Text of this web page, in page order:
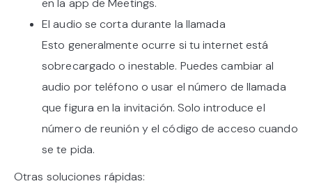
en la app de Meetings.
El audio se corta durante la llamada
Esto generalmente ocurre si tu internet está
sobrecargado o inestable. Puedes cambiar al
audio por teléfono o usar el número de llamada
que figura en la invitación. Solo introduce el
número de reunión y el código de acceso cuando
se te pida.
Otras soluciones rápidas: